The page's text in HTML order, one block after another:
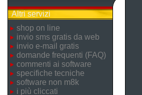
Altri servizi
shop on line
invio sms gratis da web
invio e-mail gratis
domande frequenti (FAQ)
commenti ai software
specifiche tecniche
software non m8k
i più cliccati